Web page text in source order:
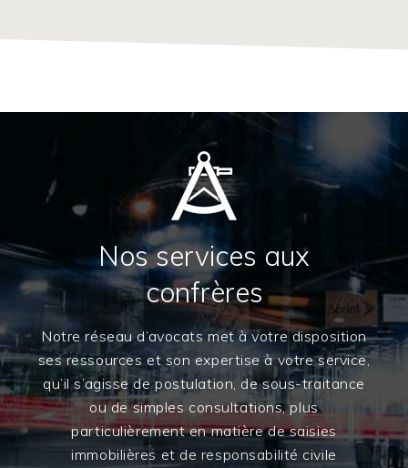
Nos services aux
confrères
Notre réseau d’avocats met à votre disposition
ses ressources et son expertise à votre service,
qu’il s’agisse de postulation, de sous-traitance
ou de simples consultations, plus
particulièrement en matière de saisies
immobilières et de responsabilité civile